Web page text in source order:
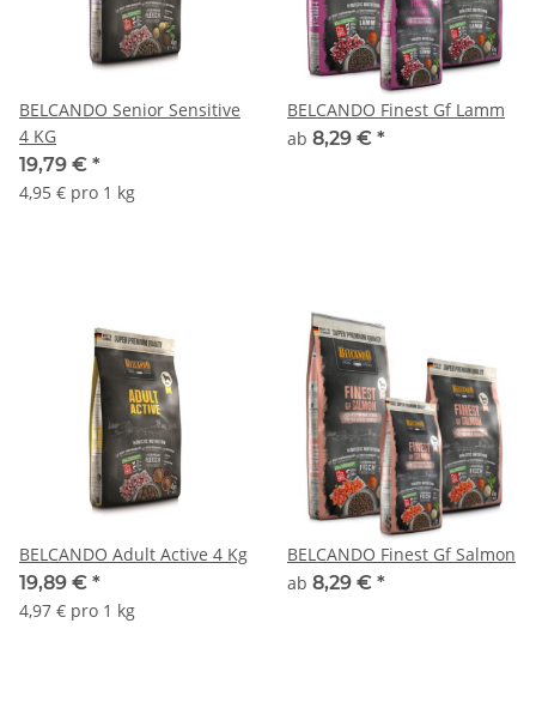
BELCANDO Senior Sensitive
4 KG
19,79 € *
4,95 € pro 1 kg
BELCANDO Finest Gf Lamm
ab 8,29 € *
BELCANDO Adult Active 4 Kg
19,89 € *
4,97 € pro 1 kg
BELCANDO Finest Gf Salmon
ab 8,29 € *